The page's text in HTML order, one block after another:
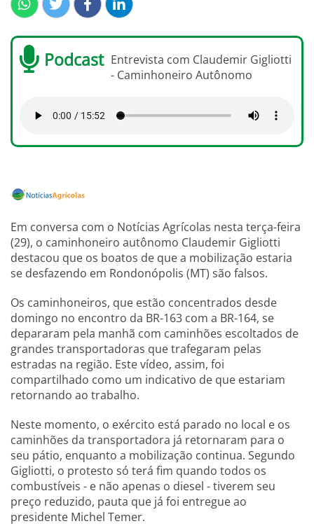
Podcast Entrevista com Claudemir Gigliotti
- Caminhoneiro Autônomo
Em conversa com o Notícias Agrícolas nesta terça-feira
(29), o caminhoneiro autônomo Claudemir Gigliotti
destacou que os boatos de que a mobilização estaria
se desfazendo em Rondonópolis (MT) são falsos.
Os caminhoneiros, que estão concentrados desde
domingo no encontro da BR-163 com a BR-164, se
depararam pela manhã com caminhões escoltados de
grandes transportadoras que trafegaram pelas
estradas na região. Este vídeo, assim, foi
compartilhado como um indicativo de que estariam
retornando ao trabalho.
Neste momento, o exército está parado no local e os
caminhões da transportadora já retornaram para o
seu pátio, enquanto a mobilização continua. Segundo
Gigliotti, o protesto só terá fim quando todos os
combustíveis - e não apenas o diesel - tiverem seu
preço reduzido, pauta que já foi entregue ao
presidente Michel Temer.